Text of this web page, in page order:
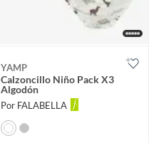
YAMP
Calzoncillo Niño Pack X3
Algodón
Por FALABELLA